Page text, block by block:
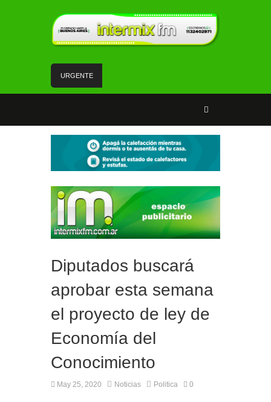
URGENTE
Florencio Varela
Un vehículo con pedido de secuestro fue
recuperado en Florencio Varela
Mercado Activo sumó la tienda móvil de carnes y
tuvo una jornada con gran concurrencia en
Florencio Varela
#FlorencioVarela | Aprehensión de un prófugo en
el barrio Sarmiento
Diputados buscará
aprobar esta semana
el proyecto de ley de
Economía del
Conocimiento
May 25, 2020 Noticias Politica 0